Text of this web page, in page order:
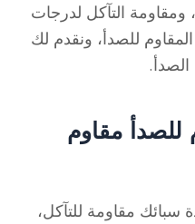
ومقاومة التآكل لدرجات
للصدأ، ونقدم لك
للصدأ مقاوم
سبائك مقاومة للتآكل،